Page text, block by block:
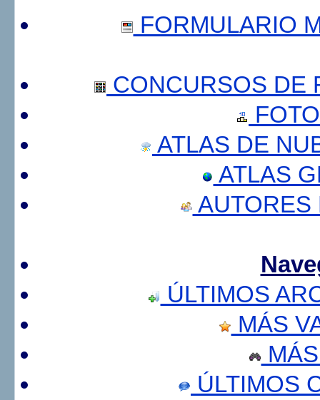
FORMULARIO
CONCURSOS DE
ATLAS DE
ATLAS
AUTORES
ÚLTIMOS
MÁS
ÚLTIMOS